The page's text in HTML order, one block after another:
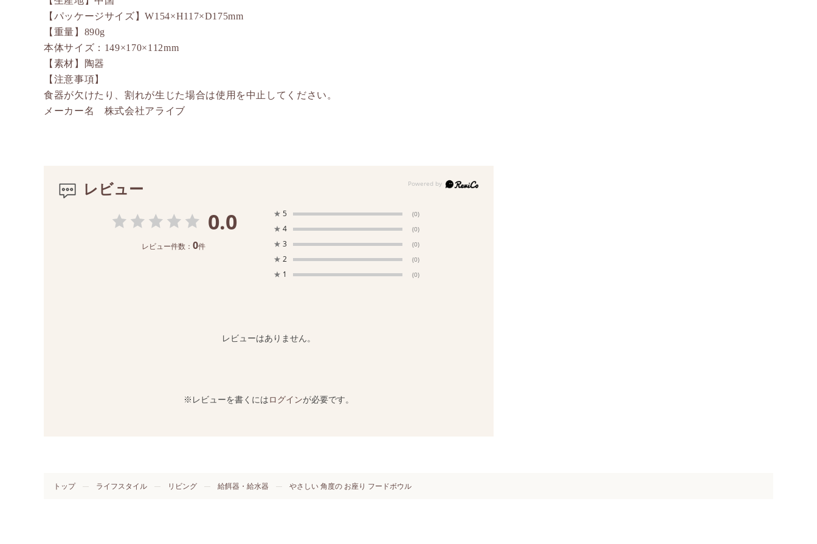
【パッケージサイズ】W154×H117×D175mm
【重量】890g
本体サイズ：149×170×112mm
【素材】陶器
【注意事項】
食器が欠けたり、割れが生じた場合は使用を中止してください。
メーカー名 株式会社アライブ
レビュー
0.0
レビュー件数： 0件
★ 5 (0)
★ 4 (0)
★ 3 (0)
★ 2 (0)
★ 1 (0)
レビューはありません。
※レビューを書くにはログインが必要です。
トップ ライフスタイル リビング 給餌器・給水器 やさしい 角度の お座り フードボウル